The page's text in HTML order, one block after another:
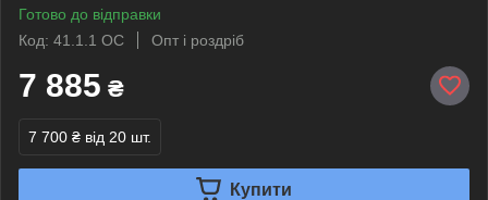
Готово до відправки
Код: 41.1.1 ОС
Опт і роздріб
7 885 ₴
7 700 ₴ від 20 шт.
Купити